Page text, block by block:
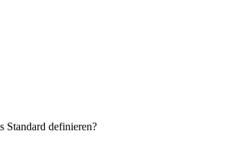
Standard definieren?